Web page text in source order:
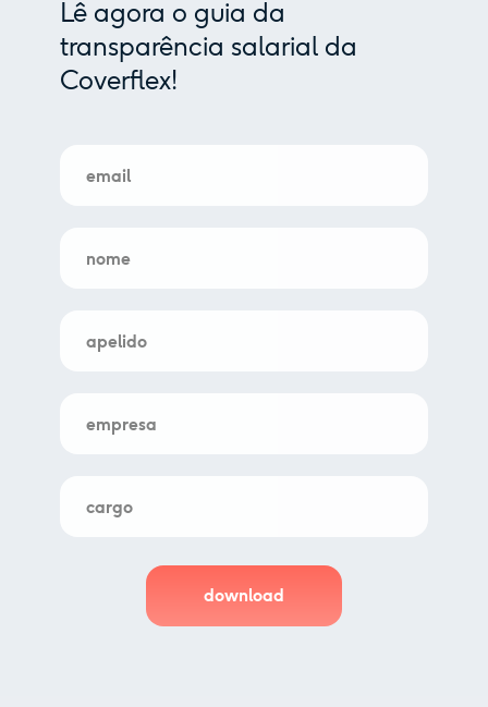
Lê agora o guia da
transparência salarial da
Coverflex!